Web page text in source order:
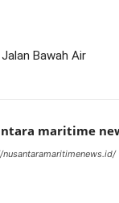
Bawah Air
maritime